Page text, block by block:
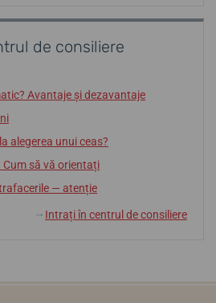
de consiliere
Avantaje și dezavantaje
alegerea unui ceas?
Cum să vă orientați
— atenție
↓ Intrați în centrul de consiliere